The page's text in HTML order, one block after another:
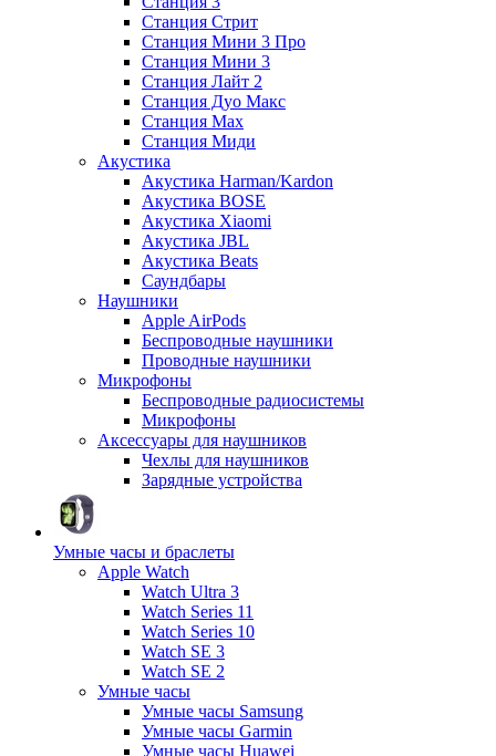
Станция Стрит
Станция Мини 3 Про
Станция Мини 3
Станция Лайт 2
Станция Дуо Макс
Станция Max
Станция Миди
Акустика
Акустика Harman/Kardon
Акустика BOSE
Акустика Xiaomi
Акустика JBL
Акустика Beats
Саундбары
Наушники
Apple AirPods
Беспроводные наушники
Проводные наушники
Микрофоны
Беспроводные радиосистемы
Микрофоны
Аксессуары для наушников
Чехлы для наушников
Зарядные устройства
Умные часы и браслеты
Apple Watch
Watch Ultra 3
Watch Series 11
Watch Series 10
Watch SE 3
Watch SE 2
Умные часы
Умные часы Samsung
Умные часы Garmin
Умные часы Huawei